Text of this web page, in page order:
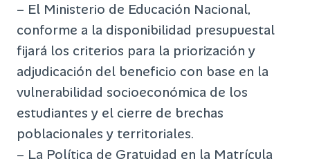
– El Ministerio de Educación Nacional,
conforme a la disponibilidad presupuestal
fijará los criterios para la priorización y
adjudicación del beneficio con base en la
vulnerabilidad socioeconómica de los
estudiantes y el cierre de brechas
poblacionales y territoriales.
– La Política de Gratuidad en la Matrícula